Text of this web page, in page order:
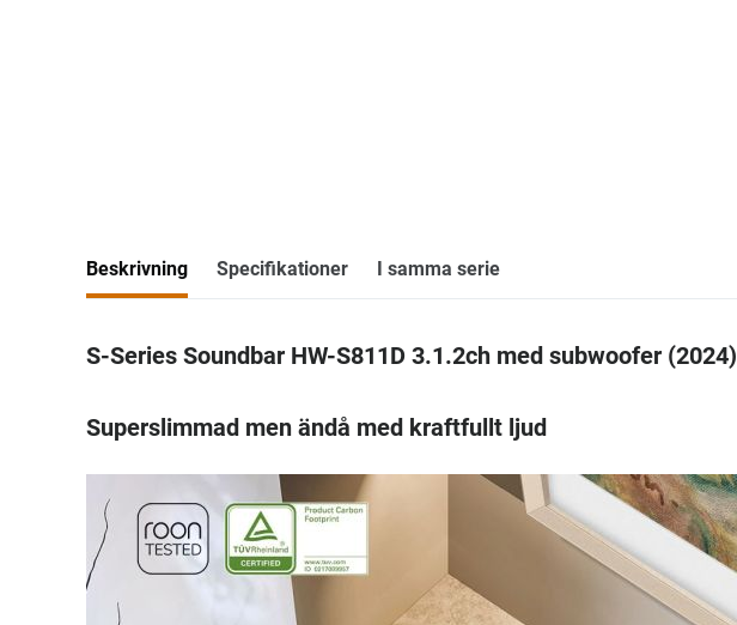
Beskrivning Specifikationer I samma serie
S-Series Soundbar HW-S811D 3.1.2ch med subwoofer (2024)
Superslimmad men ändå med kraftfullt ljud